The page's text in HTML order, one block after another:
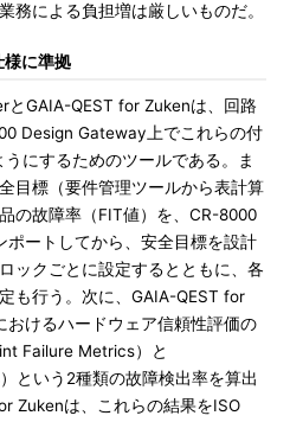
務による負担増は厳しいものだ。
に準拠
GAIA-QEST for Zukenは、回路
Design Gateway上でこれらの付
にするためのツールである。ま
目標（要件管理ツールから表計算
の故障率（FIT値）を、CR-8000
ートしてから、安全目標を設計
ックごとに設定するとともに、各
も行う。次に、GAIA-QEST for
けるハードウェア信頼性評価の
Failure Metrics）と
という2種類の故障検出率を算出
Zukenは、これらの結果をISO